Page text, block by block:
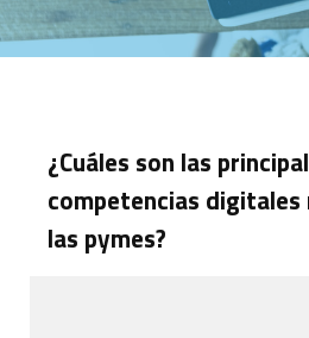
¿Cuáles son las
competencias digitales
las pymes?